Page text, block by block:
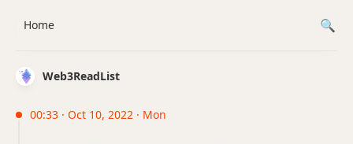
Web3ReadList
00:33 · Oct 10, 2022 · Mon
Home